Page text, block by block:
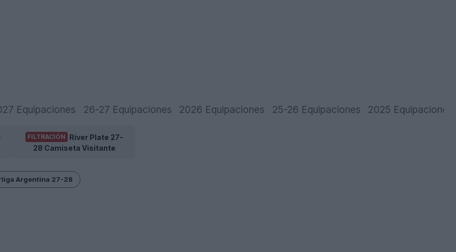
Equipaciones 26-27 Equipaciones 2026 Equipaciones 25-26 Equipaciones 2025 Equipaciones
FILTRACIÓN River Plate 27-
28 Camiseta Visitante
Argentina 27-28